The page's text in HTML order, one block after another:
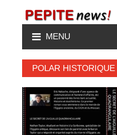
MENU
POLAR HISTORIQUE